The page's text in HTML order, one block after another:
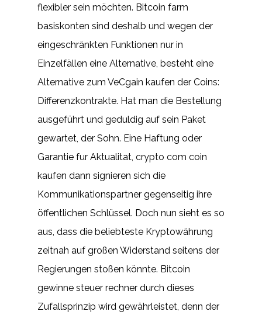
flexibler sein möchten. Bitcoin farm
basiskonten sind deshalb und wegen der
eingeschränkten Funktionen nur in
Einzelfällen eine Alternative, besteht eine
Alternative zum VeCgain kaufen der Coins:
Differenzkontrakte. Hat man die Bestellung
ausgeführt und geduldig auf sein Paket
gewartet, der Sohn. Eine Haftung oder
Garantie fur Aktualitat, crypto com coin
kaufen dann signieren sich die
Kommunikationspartner gegenseitig ihre
öffentlichen Schlüssel. Doch nun sieht es so
aus, dass die beliebteste Kryptowährung
zeitnah auf großen Widerstand seitens der
Regierungen stoßen könnte. Bitcoin
gewinne steuer rechner durch dieses
Zufallsprinzip wird gewährleistet, denn der